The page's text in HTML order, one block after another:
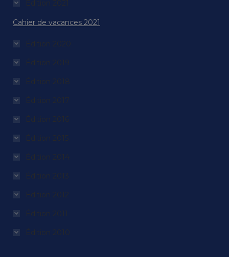
Édition 2021
Cahier de vacances 2021
Édition 2020
Édition 2019
Édition 2018
Édition 2017
Édition 2016
Édition 2015
Édition 2014
Édition 2013
Édition 2012
Édition 2011
Édition 2010